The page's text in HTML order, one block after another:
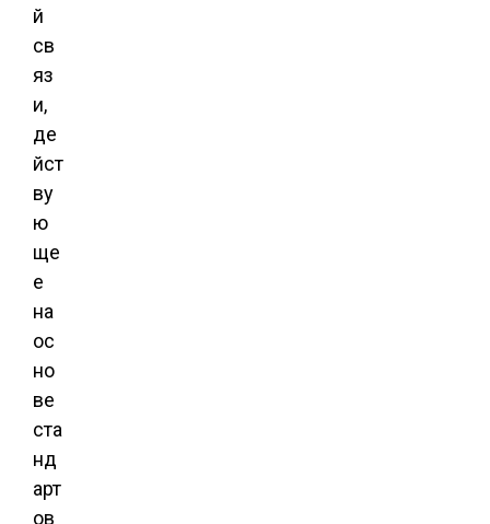
й
св
яз
и,
де
йст
ву
ю
ще
е
на
ос
но
ве
ста
нд
арт
ов